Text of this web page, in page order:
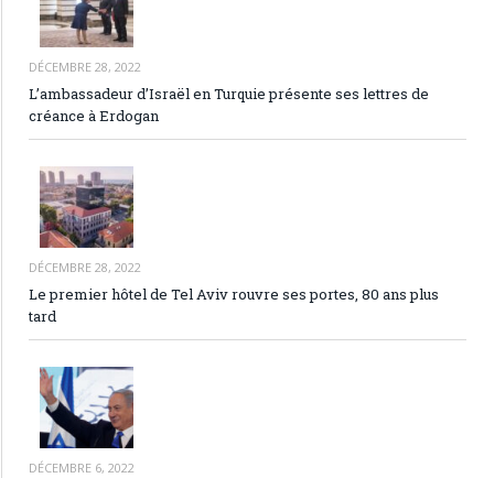
DÉCEMBRE 28, 2022
L’ambassadeur d’Israël en Turquie présente ses lettres de
créance à Erdogan
DÉCEMBRE 28, 2022
Le premier hôtel de Tel Aviv rouvre ses portes, 80 ans plus
tard
DÉCEMBRE 6, 2022